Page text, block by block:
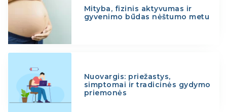
Mityba, fizinis aktyvumas ir
gyvenimo būdas nėštumo metu
Nuovargis: priežastys,
simptomai ir tradicinės gydymo
priemonės